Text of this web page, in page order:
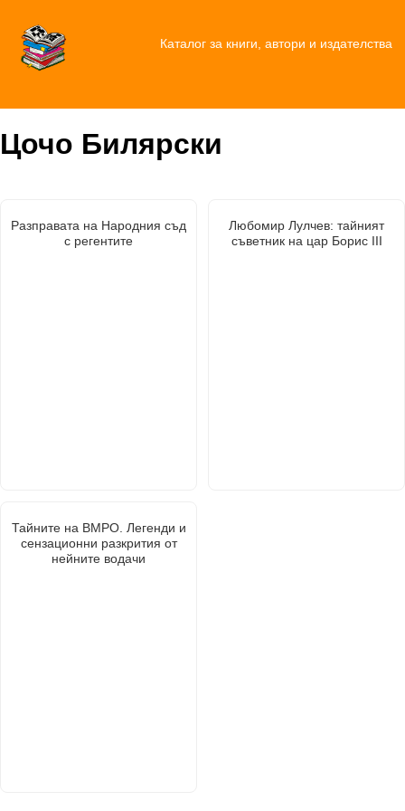
Каталог за книги, автори и издателства
Цочо Билярски
Разправата на Народния съд
с регентите
Любомир Лулчев: тайният
съветник на цар Борис III
Тайните на ВМРО. Легенди и
сензационни разкрития от
нейните водачи